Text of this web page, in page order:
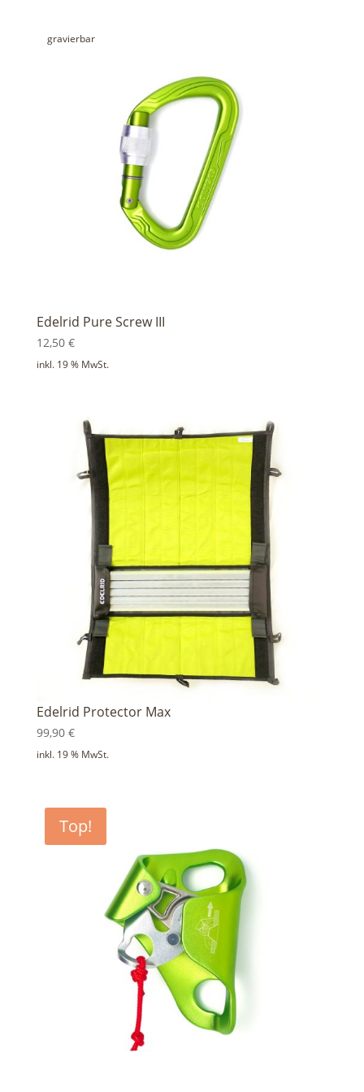
gravierbar
Edelrid Pure Screw III
12,50 €
inkl. 19 % MwSt.
Edelrid Protector Max
99,90 €
inkl. 19 % MwSt.
gravierbar
Top!